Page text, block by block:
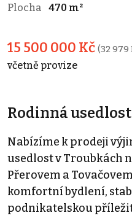
Plocha
470 m²
15 500 000 Kč (32 979
včetně provize
Rodinná
Nabízíme k prodeji
usedlost v Troubkách
Přerovem a
komfortní bydlení,
podnikatelskou